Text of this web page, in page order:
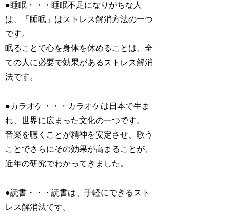
●睡眠・・・睡眠不足になりがちな人
は、「睡眠」はストレス解消方法の一つ
です。
眠ることで心を身体を休めることは、全
ての人に必要で効果があるストレス解消
法です。
●カラオケ・・・カラオケは日本で生ま
れ、世界に広まった文化の一つです。
音楽を聴くことが精神を安定させ、歌う
ことでさらにその効果が高まることが、
近年の研究でわかってきました。
●読書・・・読書は、手軽にできるスト
レス解消法です。